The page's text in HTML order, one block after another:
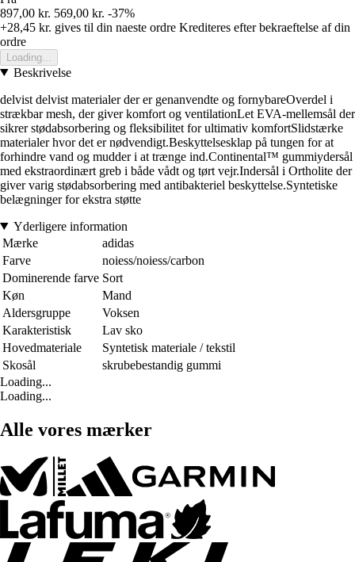
897,00 kr. 569,00 kr. -37%
+28,45 kr. gives til din naeste ordre Krediteres efter bekraeftelse af din
ordre
Loading...
Beskrivelse
delvist delvist materialer der er genanvendte og fornybareOverdel i
strækbar mesh, der giver komfort og ventilationLet EVA-mellemsål der
sikrer stødabsorbering og fleksibilitet for ultimativ komfortSlidstærke
materialer hvor det er nødvendigt.Beskyttelsesklap på tungen for at
forhindre vand og mudder i at trænge ind.Continental™ gummiydersål
med ekstraordinært greb i både vådt og tørt vejr.Indersål i Ortholite der
giver varig stødabsorbering med antibakteriel beskyttelse.Syntetiske
belægninger for ekstra støtte
Yderligere information
Mærke
adidas
Farve
noiess/noiess/carbon
Dominerende farve Sort
Køn
Mand
Aldersgruppe
Voksen
Karakteristisk
Lav sko
Hovedmateriale
Syntetisk materiale / tekstil
Skosål
skrubebestandig gummi
Loading...
Loading...
Alle vores mærker